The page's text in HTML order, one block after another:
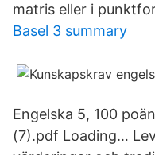
matris eller i
Basel 3 summary
Engelska 5, 100
(7).pdf Loading…